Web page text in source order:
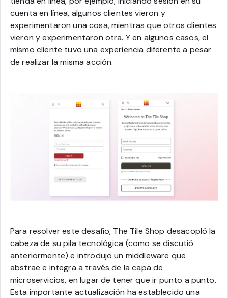
cuenta en línea, algunos clientes vieron y
experimentaron una cosa, mientras que otros clientes
vieron y experimentaron otra. Y en algunos casos, el
mismo cliente tuvo una experiencia diferente a pesar
de realizar la misma acción.
Para resolver este desafío, The Tile Shop desacopló la
cabeza de su pila tecnológica (como se discutió
anteriormente) e introdujo un middleware que
abstrae e integra a través de la capa de
microservicios, en lugar de tener que ir punto a punto.
Esta importante actualización ha establecido una